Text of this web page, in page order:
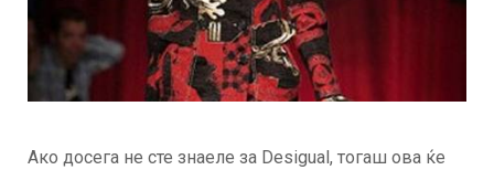
Ако досега не сте знаеле за Desigual, тогаш ова ќе